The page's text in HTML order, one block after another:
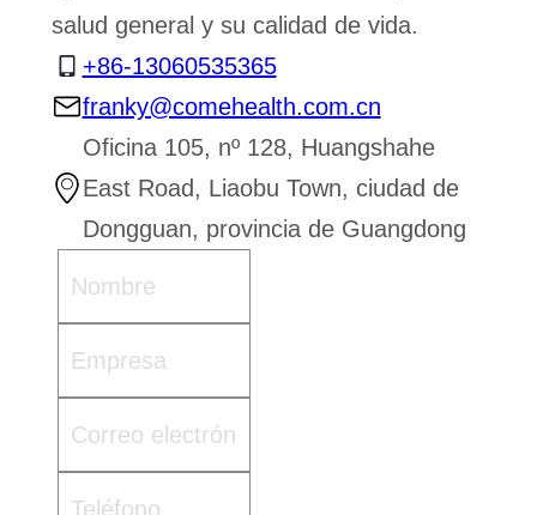
salud general y su calidad de vida.
+86-13060535365
franky@comehealth.com.cn
Oficina 105, nº 128, Huangshahe
East Road, Liaobu Town, ciudad de
Dongguan, provincia de Guangdong